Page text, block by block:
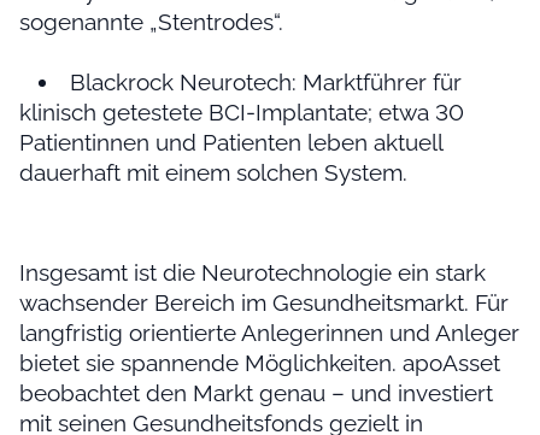
sogenannte „Stentrodes“.
Blackrock Neurotech: Marktführer für
klinisch getestete BCI-Implantate; etwa 30
Patientinnen und Patienten leben aktuell
dauerhaft mit einem solchen System.
Insgesamt ist die Neurotechnologie ein stark
wachsender Bereich im Gesundheitsmarkt. Für
langfristig orientierte Anlegerinnen und Anleger
bietet sie spannende Möglichkeiten. apoAsset
beobachtet den Markt genau – und investiert
mit seinen Gesundheitsfonds gezielt in